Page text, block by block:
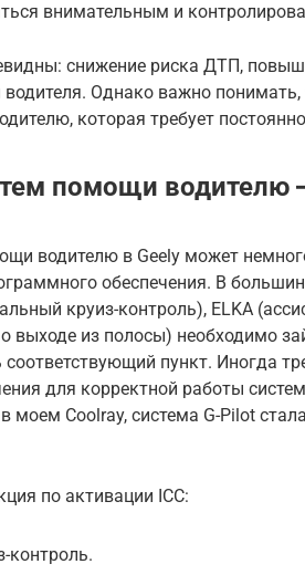
внимательным и
снижение риска ДТП,
Однако важно понимать,
которая требует
помощи водителю ⎼
водителю в Geely может
обеспечения. В
круиз-контроль), ELKA
выходе из полосы) необходимо
пункт. Иногда
для корректной работы
моем Coolray, система G-Pilot
по активации ICC:
контроль.